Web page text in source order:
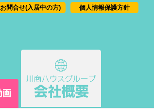
個人情報保護方針
お問合せ(入居中の方)